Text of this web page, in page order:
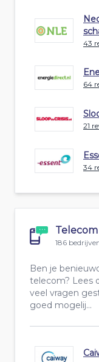
43
64
21
34
Telecom
186
Ben je
telecom? Lees
veel vragen
goed mogelij...